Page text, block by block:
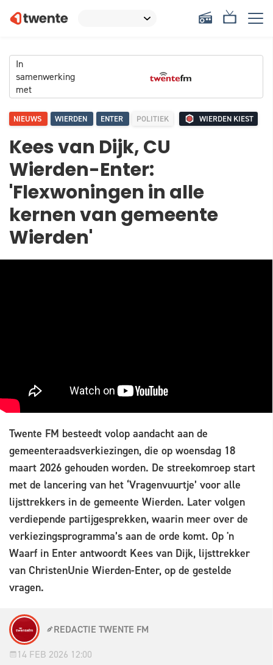
In
samenwerking
met
NIEUWS WIERDEN ENTER POLITIEK WIERDEN KIEST
Kees van Dijk, CU
Wierden-Enter:
'Flexwoningen in alle
kernen van gemeente
Wierden'
Twente FM besteedt volop aandacht aan de
gemeenteraadsverkiezingen, die op woensdag 18
maart 2026 gehouden worden. De streekomroep start
met de lancering van het ‘Vragenvuurtje’ voor alle
lijsttrekkers in de gemeente Wierden. Later volgen
verdiepende partijgesprekken, waarin meer over de
verkiezingsprogramma’s aan de orde komt. Op 'n
Waarf in Enter antwoordt Kees van Dijk, lijsttrekker
van ChristenUnie Wierden-Enter, op de gestelde
vragen.
REDACTIE TWENTE FM
14 FEB 2026 12:00